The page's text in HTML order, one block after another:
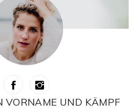
VORNAME UND KÄMPF